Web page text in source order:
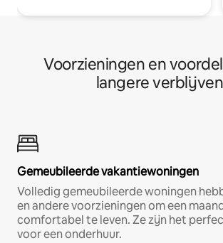
Voorzieningen en
langere verblijven
Gemeubileerde vakantiewoningen
Volledig gemeubileerde woningen
en andere voorzieningen om een
comfortabel te leven. Ze zijn het
voor een onderhuur.